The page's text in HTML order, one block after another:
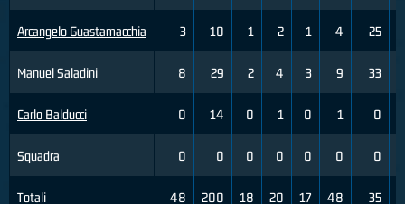
Arcangelo Guastamacchia
Manuel Saladini
Carlo Balducci
Squadra
Totali
3 10 1 2 1 4 25
8 29 2 4 3 9 33
0 14 0 1 0 1 0
0 0 0 0 0 0 0
48 200 18 20 17 48 35